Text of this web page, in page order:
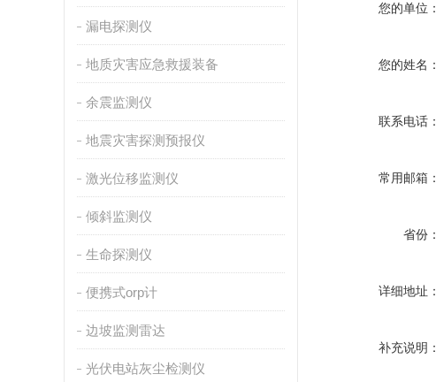
漏电探测仪
地质灾害应急救援装备
余震监测仪
地震灾害探测预报仪
激光位移监测仪
倾斜监测仪
生命探测仪
便携式orp计
边坡监测雷达
光伏电站灰尘检测仪
您的单位：
您的姓名：
联系电话：
常用邮箱：
省份：
详细地址：
补充说明：